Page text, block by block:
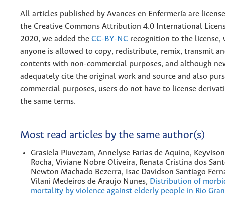
All articles published by Avances en Enfermería are
the Creative Commons Attribution 4.0 International
2020, we added the CC-BY-NC recognition to the license,
anyone is allowed to copy, redistribute, remix, transmit
contents with non-commercial purposes, and although
adequately cite the original work and source and also
commercial purposes, users do not have to license
the same terms.
Most read articles by the same author(s)
Grasiela Piuvezam, Annelyse Farias de Aquino,
Rocha, Viviane Nobre Oliveira, Renata Cristina dos
Newton Machado Bezerra, Isac Davidson Santiago
Vilani Medeiros de Araujo Nunes, Distribution of
mortality by violence against elderly people in Rio